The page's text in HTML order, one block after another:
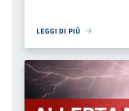
LEGGI DI PIÙ